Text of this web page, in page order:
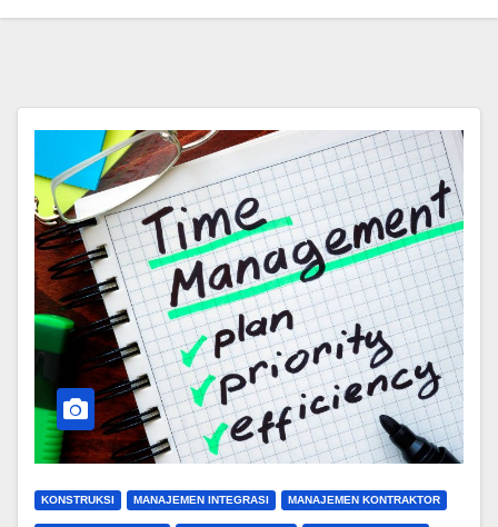
KONSTRUKSI MANAJEMEN INTEGRASI MANAJEMEN KONTRAKTOR